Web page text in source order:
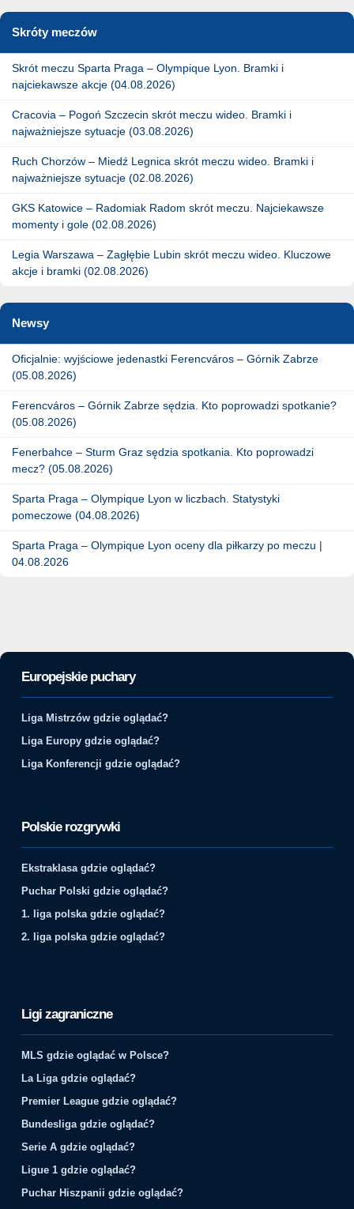
Skróty meczów
Skrót meczu Sparta Praga – Olympique Lyon. Bramki i
najciekawsze akcje (04.08.2026)
Cracovia – Pogoń Szczecin skrót meczu wideo. Bramki i
najważniejsze sytuacje (03.08.2026)
Ruch Chorzów – Miedź Legnica skrót meczu wideo. Bramki i
najważniejsze sytuacje (02.08.2026)
GKS Katowice – Radomiak Radom skrót meczu. Najciekawsze
momenty i gole (02.08.2026)
Legia Warszawa – Zagłębie Lubin skrót meczu wideo. Kluczowe
akcje i bramki (02.08.2026)
Newsy
Oficjalnie: wyjściowe jedenastki Ferencváros – Górnik Zabrze
(05.08.2026)
Ferencváros – Górnik Zabrze sędzia. Kto poprowadzi spotkanie?
(05.08.2026)
Fenerbahce – Sturm Graz sędzia spotkania. Kto poprowadzi
mecz? (05.08.2026)
Sparta Praga – Olympique Lyon w liczbach. Statystyki
pomeczowe (04.08.2026)
Sparta Praga – Olympique Lyon oceny dla piłkarzy po meczu |
04.08.2026
Europejskie puchary
Liga Mistrzów gdzie oglądać?
Liga Europy gdzie oglądać?
Liga Konferencji gdzie oglądać?
Polskie rozgrywki
Ekstraklasa gdzie oglądać?
Puchar Polski gdzie oglądać?
1. liga polska gdzie oglądać?
2. liga polska gdzie oglądać?
Ligi zagraniczne
MLS gdzie oglądać w Polsce?
La Liga gdzie oglądać?
Premier League gdzie oglądać?
Bundesliga gdzie oglądać?
Serie A gdzie oglądać?
Ligue 1 gdzie oglądać?
Puchar Hiszpanii gdzie oglądać?